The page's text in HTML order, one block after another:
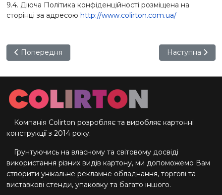
9.4. Діюча Політика конфіденційності розміщена на
сторінці за адресоюhttp://www.colirton.com.ua/
Попередня стаття: Оплата і доставка
Попередня Наступна
Наступна
Компанія Colirton розробляє та виробляє картонні
конструкції з 2014 року.
Грунтуючись на власному та світовому досвіді
використання різних видів картону, ми допоможемо Вам
створити унікальне рекламне обладнання, торгові та
виставкові стенди, упаковку та багато іншого.